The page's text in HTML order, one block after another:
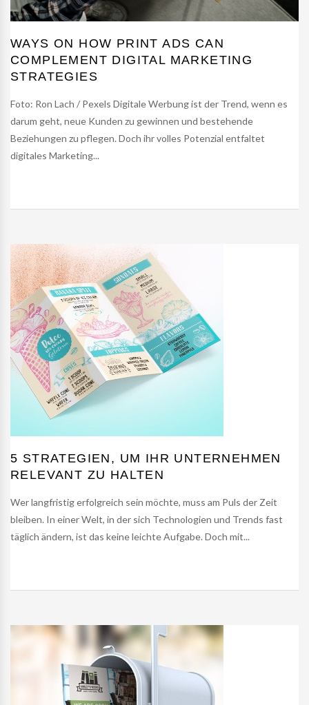
WAYS ON HOW PRINT ADS CAN
COMPLEMENT DIGITAL MARKETING
STRATEGIES
Foto: Ron Lach / Pexels Digitale Werbung ist der Trend, wenn es
darum geht, neue Kunden zu gewinnen und bestehende
Beziehungen zu pflegen. Doch ihr volles Potenzial entfaltet
digitales Marketing...
5 STRATEGIEN, UM IHR UNTERNEHMEN
RELEVANT ZU HALTEN
Wer langfristig erfolgreich sein möchte, muss am Puls der Zeit
bleiben. In einer Welt, in der sich Technologien und Trends fast
täglich ändern, ist das keine leichte Aufgabe. Doch mit...